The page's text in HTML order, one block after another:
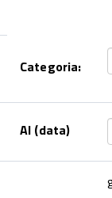
Categoria:
Al (data)